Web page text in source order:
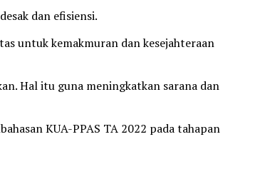
dan efisiensi.
untuk kemakmuran dan kesejahteraan
Hal itu guna meningkatkan sarana dan
KUA-PPAS TA 2022 pada tahapan